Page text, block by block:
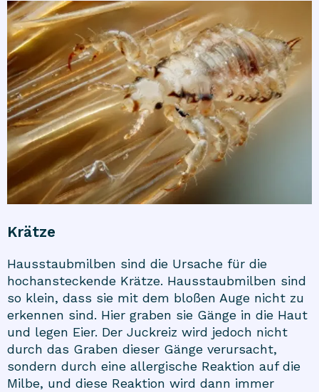
Krätze
Hausstaubmilben sind die Ursache für die
hochansteckende Krätze. Hausstaubmilben sind
so klein, dass sie mit dem bloßen Auge nicht zu
erkennen sind. Hier graben sie Gänge in die Haut
und legen Eier. Der Juckreiz wird jedoch nicht
durch das Graben dieser Gänge verursacht,
sondern durch eine allergische Reaktion auf die
Milbe, und diese Reaktion wird dann immer